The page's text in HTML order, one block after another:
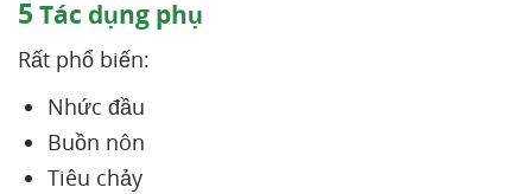
5 Tác dụng phụ
Rất phổ biến:
Nhức đầu
Buồn nôn
Tiêu chảy